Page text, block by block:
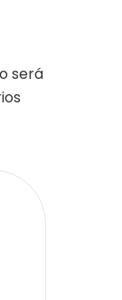
será